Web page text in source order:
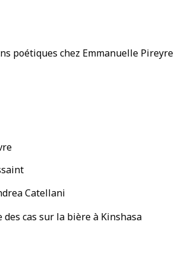
poétiques chez Emmanuelle
Catellani
cas sur la bière à Kinshasa